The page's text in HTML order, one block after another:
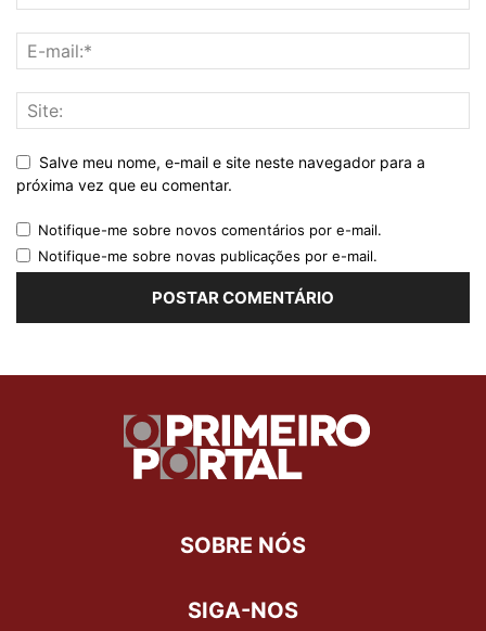
Salve meu nome, e-mail e site neste navegador para a
próxima vez que eu comentar.
Notifique-me sobre novos comentários por e-mail.
Notifique-me sobre novas publicações por e-mail.
SOBRE NÓS
SIGA-NOS